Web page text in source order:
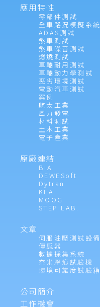
應用特性
零部件測試
全車路況模擬系統
ADAS測試
煞車測試
煞車噪音測試
燃燒測試
車輛耐用測試
車輛動力學測試
惡劣環境測試
電動汽車測試
案例
航太工業
風力發電
材料測試
土木工業
電子產業
原廠連結
BIA
DEWESoft
Dytran
KLA
MOOG
STEP LAB.
文章
伺服油壓測試設備
傳感器
數據採集系統
奈米壓痕試驗機
環境可靠度試驗箱
公司簡介
工作機會